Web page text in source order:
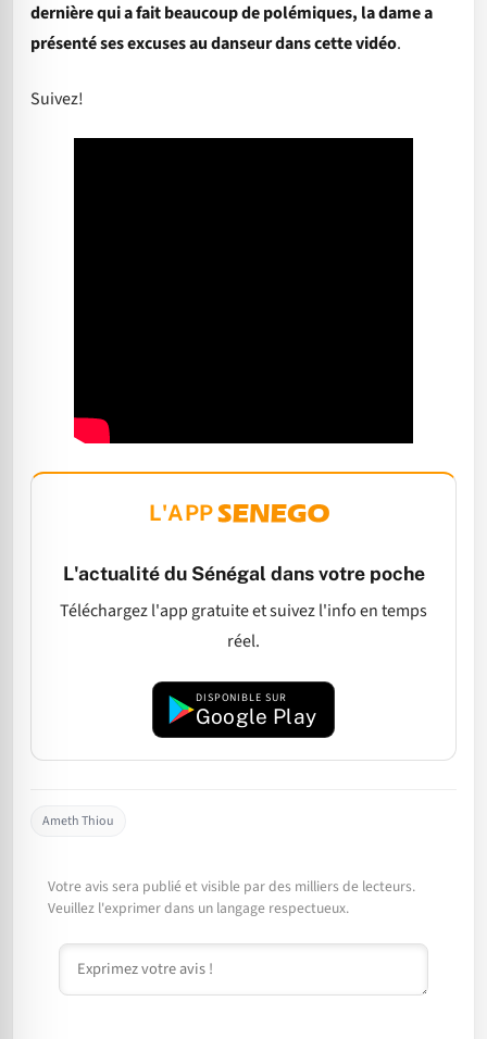
dernière qui a fait beaucoup de polémiques, la dame a
présenté ses excuses au danseur dans cette vidéo.
Suivez!
L'APP
L'actualité du Sénégal dans votre poche
Téléchargez l'app gratuite et suivez l'info en temps
réel.
DISPONIBLE SUR
Google Play
Ameth Thiou
Votre avis sera publié et visible par des milliers de lecteurs.
Veuillez l'exprimer dans un langage respectueux.
Commentaire